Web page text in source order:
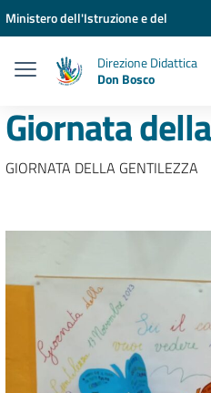
Vai ai contenuti
Vai al menu di navigazione
Vai al footer
Ministero dell'Istruzione e del
Direzione Didattica
Don Bosco
Giornata
GIORNATA DELLA GENTILEZZA